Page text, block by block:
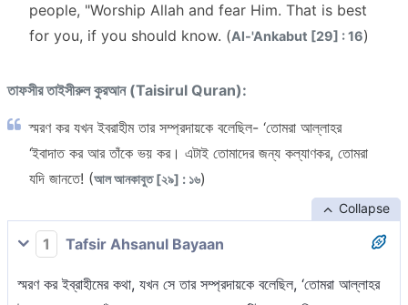
people, "Worship Allah and fear Him. That is best
for you, if you should know. (Al-'Ankabut [29] : 16)
তাফসীর তাইসীরুল কুরআন (Taisirul Quran):
স্মরণ কর যখন ইবরাহীম তার সম্প্রদায়কে বলেছিল- ‘তোমরা আল্লাহর
‘ইবাদাত কর আর তাঁকে ভয় কর। এটাই তোমাদের জন্য কল্যাণকর, তোমরা
যদি জানতে! (আল আনকাবুত [২৯] : ১৬)
Collapse
1 Tafsir Ahsanul Bayaan
স্মরণ কর ইব্রাহীমের কথা, যখন সে তার সম্প্রদায়কে বলেছিল, ‘তোমরা আল্লাহর